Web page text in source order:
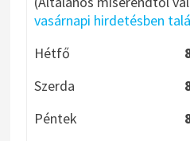
vasárnapi hirdetésben
Hétfő
Szerda
Péntek